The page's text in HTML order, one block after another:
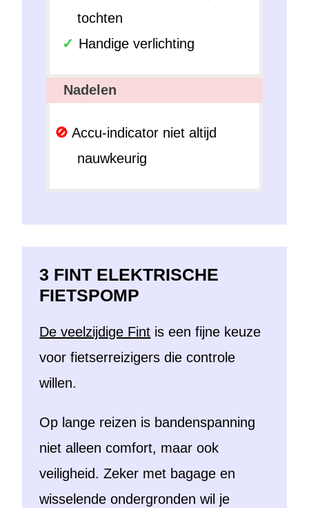
tochten
Handige verlichting
Nadelen
Accu-indicator niet altijd
nauwkeurig
3 FINT ELEKTRISCHE
FIETSPOMP
De veelzijdige Fint is een fijne keuze
voor fietserreizigers die controle
willen.
Op lange reizen is bandenspanning
niet alleen comfort, maar ook
veiligheid. Zeker met bagage en
wisselende ondergronden wil je